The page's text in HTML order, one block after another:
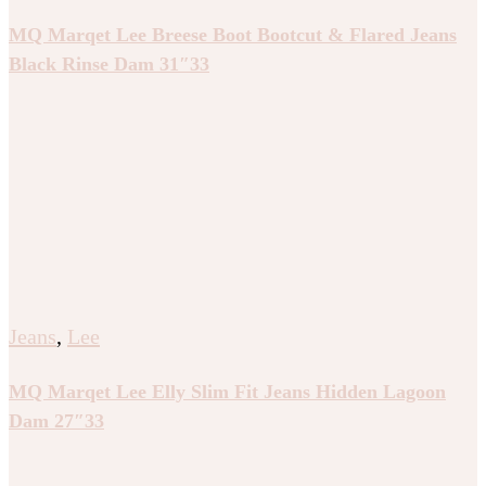
MQ Marqet Lee Breese Boot Bootcut & Flared Jeans
Black Rinse Dam 31″33
Jeans, Lee
MQ Marqet Lee Elly Slim Fit Jeans Hidden Lagoon
Dam 27″33